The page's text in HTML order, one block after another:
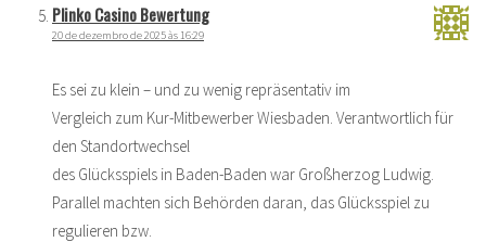
Plinko Casino Bewertung
20 de dezembro de 2025 às 16:29
Es sei zu klein – und zu wenig repräsentativ im
Vergleich zum Kur-Mitbewerber Wiesbaden. Verantwortlich für
den Standortwechsel
des Glücksspiels in Baden-Baden war Großherzog Ludwig.
Parallel machten sich Behörden daran, das Glücksspiel zu
regulieren bzw.